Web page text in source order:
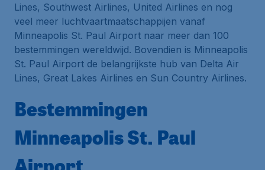
Lines, Southwest Airlines, United Airlines en nog
veel meer luchtvaartmaatschappijen vanaf
Minneapolis St. Paul Airport naar meer dan 100
bestemmingen wereldwijd. Bovendien is Minneapolis
St. Paul Airport de belangrijkste hub van Delta Air
Lines, Great Lakes Airlines en Sun Country Airlines.
Bestemmingen
Minneapolis St. Paul